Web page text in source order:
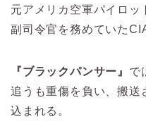
元アメリカ空軍パイロッ
副司令官を務めていた
『ブラックパンサー』 で
追うも重傷を負い、搬送
込まれる。